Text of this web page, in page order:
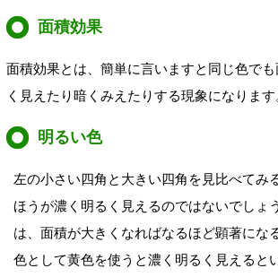
面積効果
面積効果とは、簡単に言いますと同じ色で
く見えたり暗くみえたりする現象になります
明るい色
左の小さい四角と大きい四角を見比べてみ
ほうが濃く明るく見えるのではないでしょ
は、面積が大きくなればなるほど顕著にな
色として黄色を使うと濃く明るく見えると